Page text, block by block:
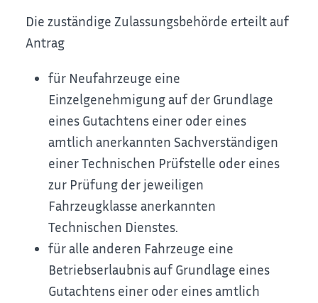
Die zuständige Zulassungsbehörde erteilt auf
Antrag
für Neufahrzeuge eine
Einzelgenehmigung auf der Grundlage
eines Gutachtens einer oder eines
amtlich anerkannten Sachverständigen
einer Technischen Prüfstelle oder eines
zur Prüfung der jeweiligen
Fahrzeugklasse anerkannten
Technischen Dienstes.
für alle anderen Fahrzeuge eine
Betriebserlaubnis auf Grundlage eines
Gutachtens einer oder eines amtlich